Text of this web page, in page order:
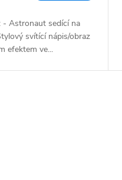
- Astronaut sedící na
svítící nápis/obraz
efektem ve...